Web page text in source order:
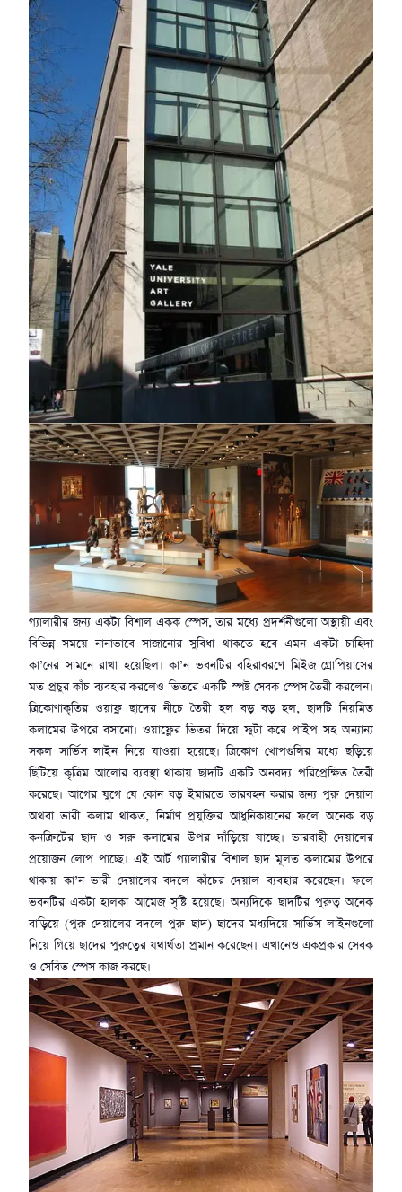
গ্যালারীর জন্য একটা বিশাল একক স্পেস, তার মধ্যে প্রদর্শনীগুলো অস্থায়ী এবং
বিভিন্ন সময়ে নানাভাবে সাজানোর সুবিধা থাকতে হবে এমন একটা চাহিদা
কা’নের সামনে রাখা হয়েছিল। কা’ন ভবনটির বহিরাবরণে মিইজ গ্রোপিয়াসের
মত প্রচুর কাঁচ ব্যবহার করলেও ভিতরে একটি স্পষ্ট সেবক স্পেস তৈরী করলেন।
ত্রিকোণাকৃতির ওয়াফ্ল ছাদের নীচে তৈরী হল বড় বড় হল, ছাদটি নিয়মিত
কলামের উপরে বসানো। ওয়াফ্লের ভিতর দিয়ে ফুটা করে পাইপ সহ অন্যান্য
সকল সার্ভিস লাইন নিয়ে যাওয়া হয়েছে। ত্রিকোণ খোপগুলির মধ্যে ছড়িয়ে
ছিটিয়ে কৃত্রিম আলোর ব্যবস্থা থাকায় ছাদটি একটি অনবদ্য পরিপ্রেক্ষিত তৈরী
করেছে। আগের যুগে যে কোন বড় ইমারতে ভারবহন করার জন্য পুরু দেয়াল
অথবা ভারী কলাম থাকত, নির্মাণ প্রযুক্তির আধুনিকায়নের ফলে অনেক বড়
কনক্রিটের ছাদ ও সরু কলামের উপর দাঁড়িয়ে যাচ্ছে। ভারবাহী দেয়ালের
প্রয়োজন লোপ পাচ্ছে। এই আর্ট গ্যালারীর বিশাল ছাদ মূলত কলামের উপরে
থাকায় কা’ন ভারী দেয়ালের বদলে কাঁচের দেয়াল ব্যবহার করেছেন। ফলে
ভবনটির একটা হালকা আমেজ সৃষ্টি হয়েছে। অন্যদিকে ছাদটির পুরুত্ব অনেক
বাড়িয়ে (পুরু দেয়ালের বদলে পুরু ছাদ) ছাদের মধ্যদিয়ে সার্ভিস লাইনগুলো
নিয়ে গিয়ে ছাদের পুরুত্বের যথার্থতা প্রমান করেছেন। এখানেও একপ্রকার সেবক
ও সেবিত স্পেস কাজ করছে।